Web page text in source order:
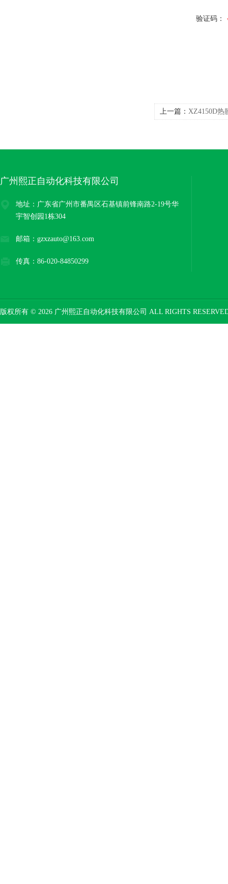
验证码：
上一篇： XZ4150D热
广州熙正自动化科技有限公司
地址：广东省广州市番禺区石基镇前锋南路2-19号华
宇智创园1栋304
邮箱：gzxzauto@163.com
传真：86-020-84850299
版权所有 © 2026 广州熙正自动化科技有限公司 ALL RIGHTS